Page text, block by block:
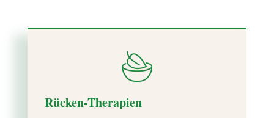
Rücken-Therapien